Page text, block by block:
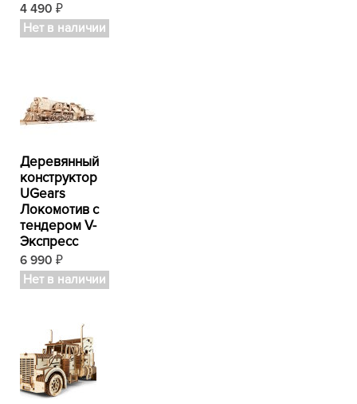
4 490 ₽
Нет в наличии
Деревянный
конструктор
UGears
Локомотив с
тендером V-
Экспресс
6 990 ₽
Нет в наличии